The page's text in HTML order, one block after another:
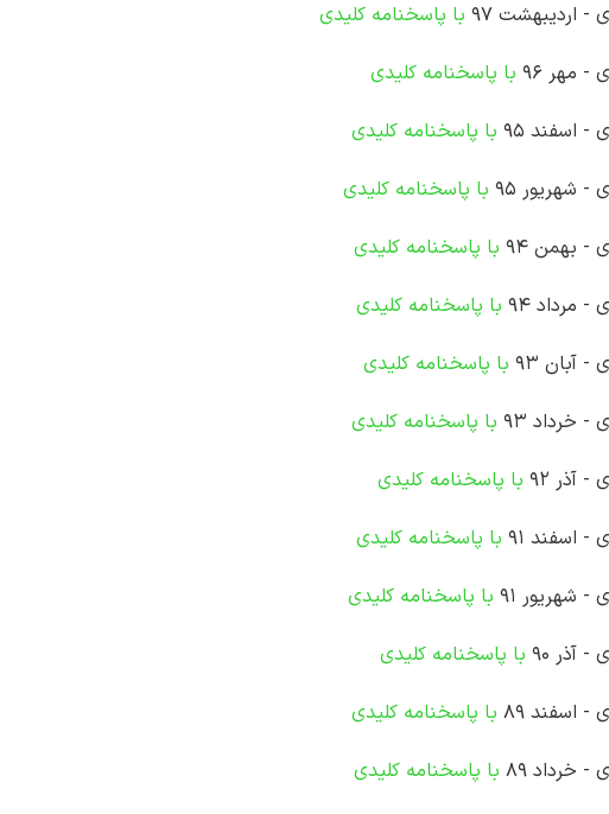
اردیبهشت 97 با پاسخنامه کلیدی
مهر 96 با پاسخنامه کلیدی
اسفند 95 با پاسخنامه کلیدی
شهریور 95 با پاسخنامه کلیدی
بهمن 94 با پاسخنامه کلیدی
94 با پاسخنامه کلیدی
93 با پاسخنامه کلیدی
خرداد 93 با پاسخنامه کلیدی
92 با پاسخنامه کلیدی
اسفند 91 با پاسخنامه کلیدی
شهریور 91 با پاسخنامه کلیدی
90 با پاسخنامه کلیدی
اسفند 89 با پاسخنامه کلیدی
خرداد 89 با پاسخنامه کلیدی